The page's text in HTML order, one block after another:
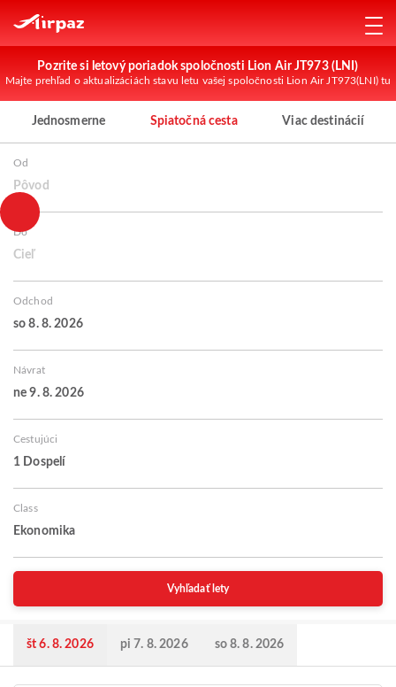
Pozrite si letový poriadok spoločnosti Lion Air JT973 (LNI)
Majte prehľad o aktualizáciách stavu letu vašej spoločnosti Lion Air JT973(LNI) tu
Jednosmerne Spiatočná cesta Viac destinácií
Od
Pôvod
Do
Cieľ
Odchod
so 8. 8. 2026
Návrat
ne 9. 8. 2026
Cestujúci
1 Dospelí
Class
Ekonomika
Vyhľadať lety
št 6. 8. 2026 pi 7. 8. 2026 so 8. 8. 2026